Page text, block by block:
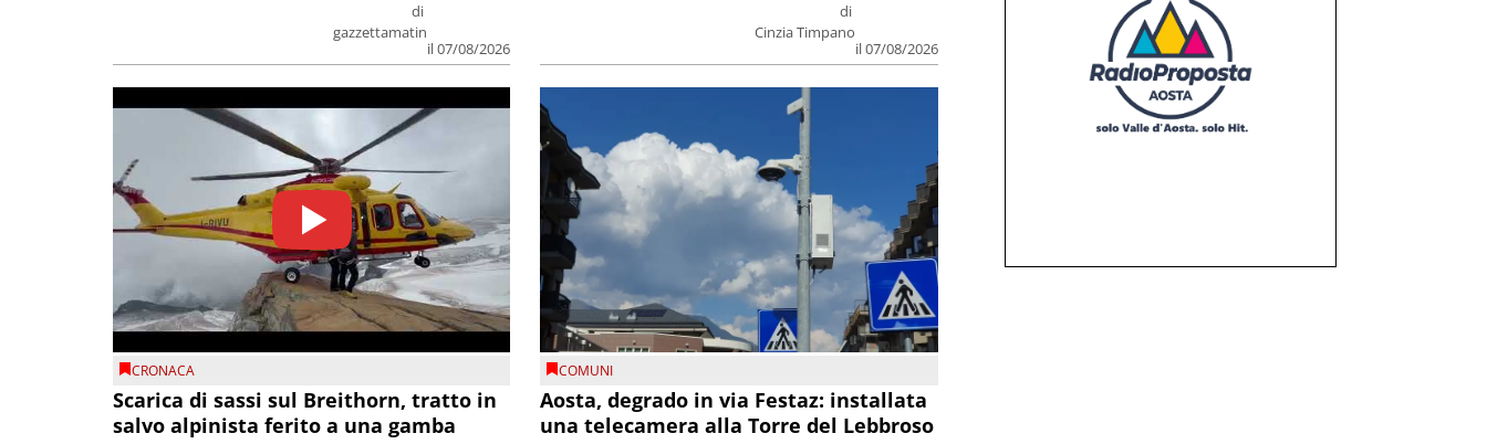
di
gazzettamatin
il 07/08/2026
di
Cinzia Timpano
il 07/08/2026
CRONACA
Scarica di sassi sul Breithorn, tratto in
salvo alpinista ferito a una gamba
COMUNI
Aosta, degrado in via Festaz: installata
una telecamera alla Torre del Lebbroso